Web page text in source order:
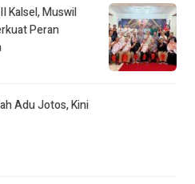
Kalsel, Muswil
Peran
Adu Jotos, Kini